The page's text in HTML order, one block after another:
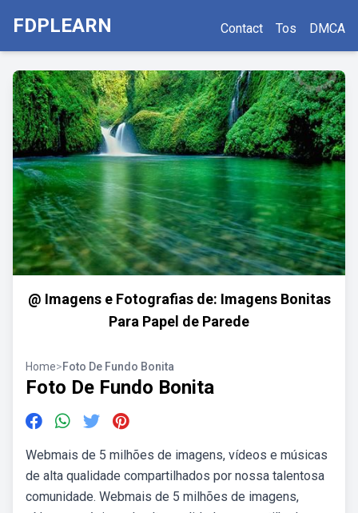
FDPLEARN Contact Tos DMCA
@ Imagens e Fotografias de: Imagens Bonitas
Para Papel de Parede
Home>Foto De Fundo Bonita
Foto De Fundo Bonita
Webmais de 5 milhões de imagens, vídeos e músicas
de alta qualidade compartilhados por nossa talentosa
comunidade. Webmais de 5 milhões de imagens,